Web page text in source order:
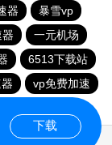
器
暴雪vp
一元机场
6513下载站
vp免费加速
下载